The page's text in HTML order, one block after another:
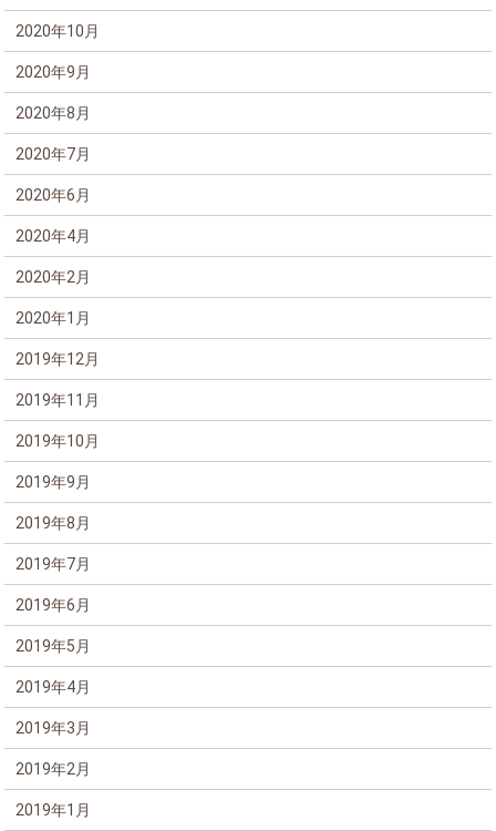
2020年10月
2020年9月
2020年8月
2020年7月
2020年6月
2020年4月
2020年2月
2020年1月
2019年12月
2019年11月
2019年10月
2019年9月
2019年8月
2019年7月
2019年6月
2019年5月
2019年4月
2019年3月
2019年2月
2019年1月